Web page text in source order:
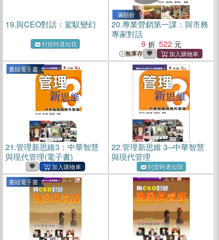
19.與CEO對話：駕馭變幻
到貨時通知我
滿額折
20.專業營銷第一課：與市務
專家對話
9
522
無庫存
書紐電子書
21.管理新思維3：中華智慧
與現代管理(電子書)
22.管理新思維 3─中華智慧
與現代管理
到貨時通知我
書紐電子書